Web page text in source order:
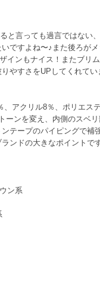
と言っても過言ではない
ですよね〜♪また後ろが
インもナイス！またブリ
やすさをUPしてくれてい
アクリル8％、ポリエス
ンを変え、内側のスベ
テープのパイピングで補
ンドの大きなポイントです
ン系